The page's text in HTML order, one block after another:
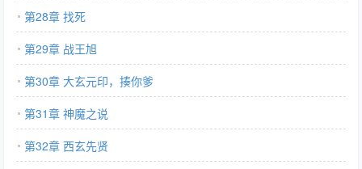
第28章 找死
第29章 战王旭
第30章 大玄元印，揍你爹
第31章 神魔之说
第32章 西玄先贤